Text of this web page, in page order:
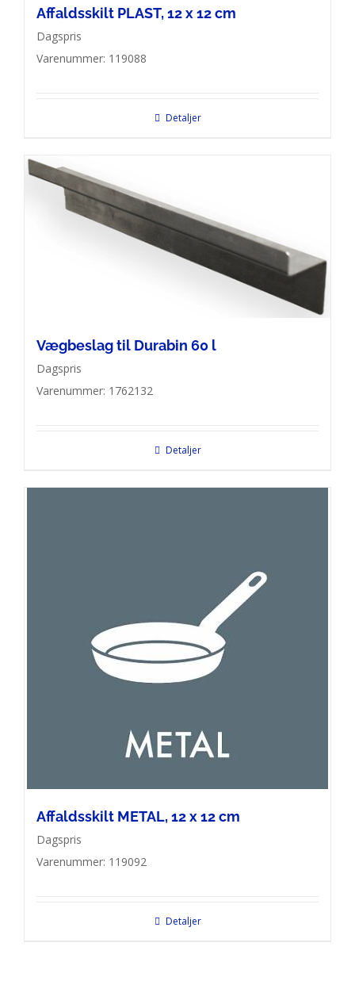
Affaldsskilt PLAST, 12 x 12 cm
Dagspris
Varenummer: 119088
Detaljer
Vægbeslag til Durabin 60 l
Dagspris
Varenummer: 1762132
Detaljer
Affaldsskilt METAL, 12 x 12 cm
Dagspris
Varenummer: 119092
Detaljer